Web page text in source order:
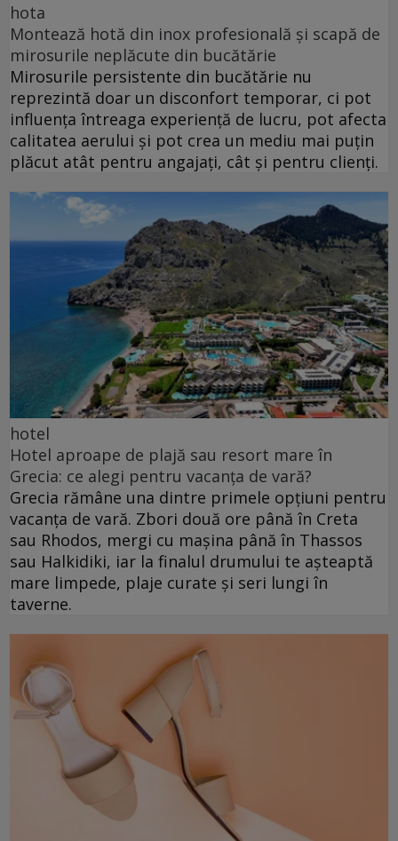
hota
Montează hotă din inox profesională și scapă de
mirosurile neplăcute din bucătărie
Mirosurile persistente din bucătărie nu
reprezintă doar un disconfort temporar, ci pot
influența întreaga experiență de lucru, pot afecta
calitatea aerului și pot crea un mediu mai puțin
plăcut atât pentru angajați, cât și pentru clienți.
hotel
Hotel aproape de plajă sau resort mare în
Grecia: ce alegi pentru vacanța de vară?
Grecia rămâne una dintre primele opțiuni pentru
vacanța de vară. Zbori două ore până în Creta
sau Rhodos, mergi cu mașina până în Thassos
sau Halkidiki, iar la finalul drumului te așteaptă
mare limpede, plaje curate și seri lungi în
taverne.